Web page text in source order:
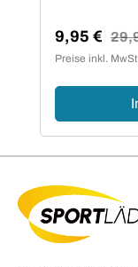
9,95 €
Preise inkl.